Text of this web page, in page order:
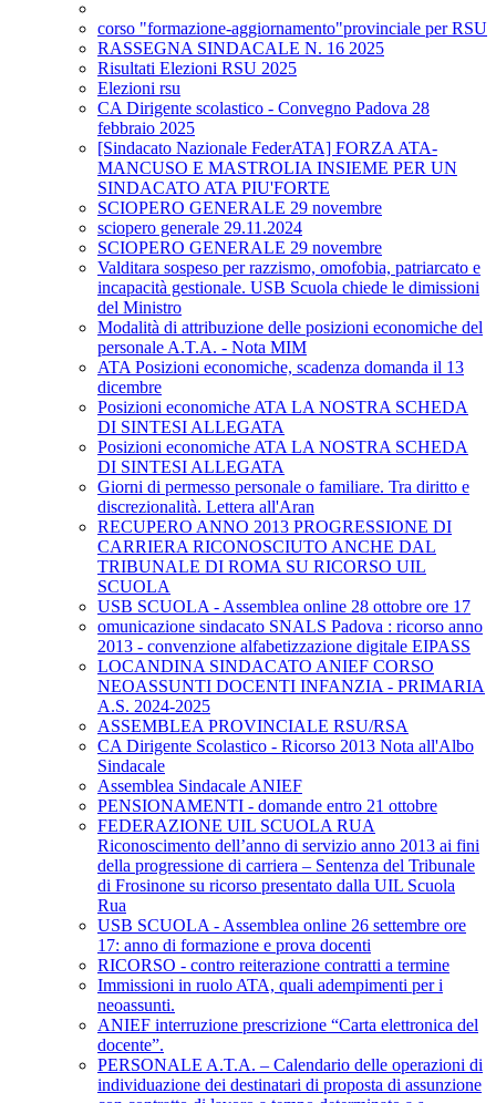
corso "formazione-aggiornamento"provinciale per RSU
RASSEGNA SINDACALE N. 16 2025
Risultati Elezioni RSU 2025
Elezioni rsu
CA Dirigente scolastico - Convegno Padova 28
febbraio 2025
[Sindacato Nazionale FederATA] FORZA ATA-
MANCUSO E MASTROLIA INSIEME PER UN
SINDACATO ATA PIU'FORTE
SCIOPERO GENERALE 29 novembre
sciopero generale 29.11.2024
SCIOPERO GENERALE 29 novembre
Valditara sospeso per razzismo, omofobia, patriarcato e
incapacità gestionale. USB Scuola chiede le dimissioni
del Ministro
Modalità di attribuzione delle posizioni economiche del
personale A.T.A. - Nota MIM
ATA Posizioni economiche, scadenza domanda il 13
dicembre
Posizioni economiche ATA LA NOSTRA SCHEDA
DI SINTESI ALLEGATA
Posizioni economiche ATA LA NOSTRA SCHEDA
DI SINTESI ALLEGATA
Giorni di permesso personale o familiare. Tra diritto e
discrezionalità. Lettera all'Aran
RECUPERO ANNO 2013 PROGRESSIONE DI
CARRIERA RICONOSCIUTO ANCHE DAL
TRIBUNALE DI ROMA SU RICORSO UIL
SCUOLA
USB SCUOLA - Assemblea online 28 ottobre ore 17
omunicazione sindacato SNALS Padova : ricorso anno
2013 - convenzione alfabetizzazione digitale EIPASS
LOCANDINA SINDACATO ANIEF CORSO
NEOASSUNTI DOCENTI INFANZIA - PRIMARIA
A.S. 2024-2025
ASSEMBLEA PROVINCIALE RSU/RSA
CA Dirigente Scolastico - Ricorso 2013 Nota all'Albo
Sindacale
Assemblea Sindacale ANIEF
PENSIONAMENTI - domande entro 21 ottobre
FEDERAZIONE UIL SCUOLA RUA
Riconoscimento dell’anno di servizio anno 2013 ai fini
della progressione di carriera – Sentenza del Tribunale
di Frosinone su ricorso presentato dalla UIL Scuola
Rua
USB SCUOLA - Assemblea online 26 settembre ore
17: anno di formazione e prova docenti
RICORSO - contro reiterazione contratti a termine
Immissioni in ruolo ATA, quali adempimenti per i
neoassunti.
ANIEF interruzione prescrizione “Carta elettronica del
docente”.
PERSONALE A.T.A. – Calendario delle operazioni di
individuazione dei destinatari di proposta di assunzione